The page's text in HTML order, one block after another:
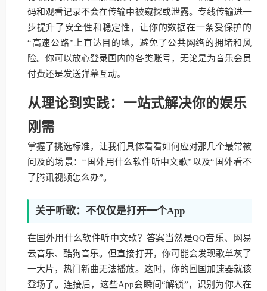
码和观看记录不会在传输中被窥探或泄露。专线传输进一
步提升了安全性和稳定性，让你的数据在一条受保护的
“高速公路”上直达目的地，避免了公共网络的拥堵和风
险。你可以放心登录国内的各类账号，无论是为音乐会员
付费还是发送弹幕互动。
从理论到实践：一站式解决你的娱乐
刚需
掌握了挑选标准，让我们具体看看如何应对那几个最常被
问及的场景：“国外用什么软件听中文歌”以及“国外看不
了腾讯视频怎么办”。
关于听歌：不仅仅是打开一个App
在国外用什么软件听中文歌？答案当然是QQ音乐、网易
云音乐、酷狗音乐。但直接打开，你可能会发现歌单灰了
一大片，热门新曲无法播放。这时，你的回国加速器就该
登场了。连接后，这些App会瞬间“解锁”，识别为你人在